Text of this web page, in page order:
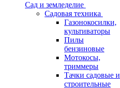
Сад и земледелие
Садовая техника
Газонокосилки,
культиваторы
Пилы
бензиновые
Мотокосы,
триммеры
Тачки садовые и
строительные